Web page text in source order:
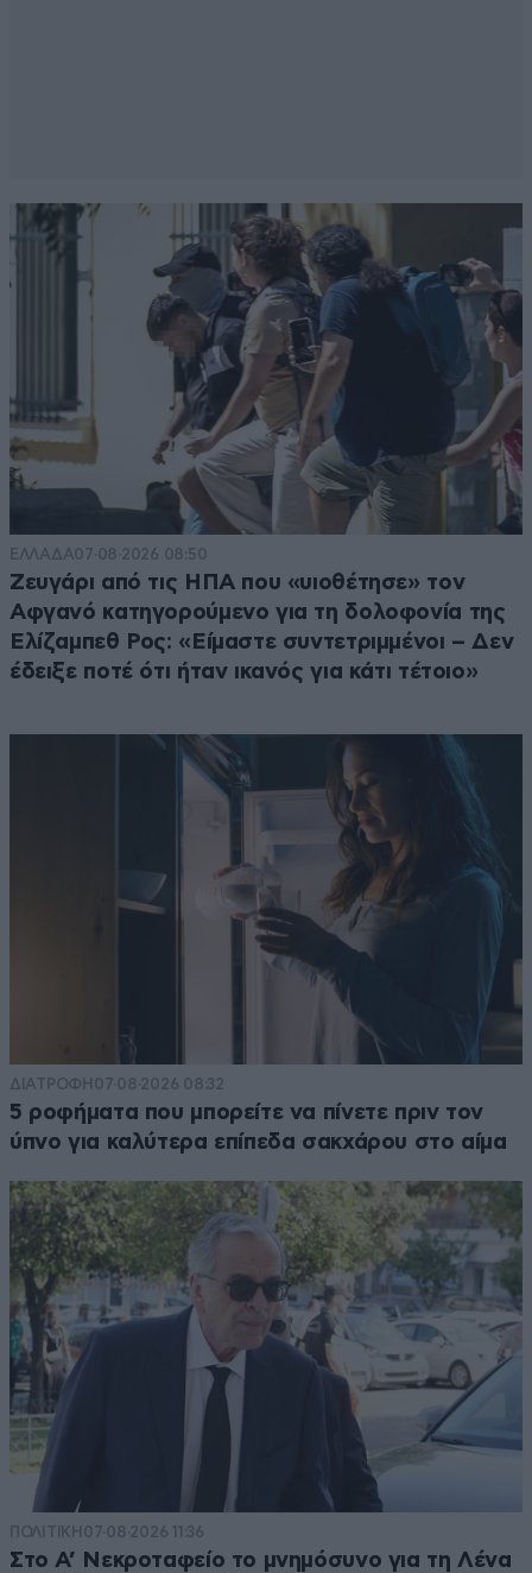
ΕΛΛΑΔΑ07·08·2026 08:50
Ζευγάρι από τις ΗΠΑ που «υιοθέτησε» τον
Αφγανό κατηγορούμενο για τη δολοφονία της
Ελίζαμπεθ Ρος: «Είμαστε συντετριμμένοι – Δεν
έδειξε ποτέ ότι ήταν ικανός για κάτι τέτοιο»
ΔΙΑΤΡΟΦΗ 07·08·2026 08:32
5 ροφήματα που μπορείτε να πίνετε πριν τον
ύπνο για καλύτερα επίπεδα σακχάρου στο αίμα
ΠΟΛΙΤΙΚΗ 07·08·2026 11:36
Στο Α’ Νεκροταφείο το μνημόσυνο για τη Λένα